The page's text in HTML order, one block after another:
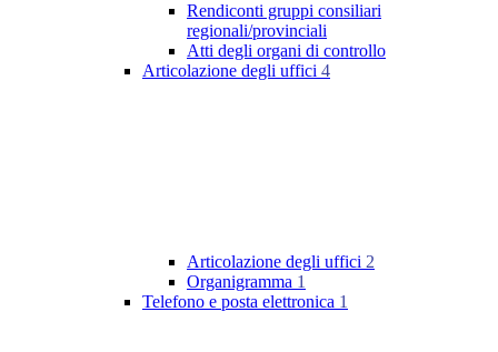
Rendiconti gruppi consiliari
regionali/provinciali
Atti degli organi di controllo
Articolazione degli uffici 4
Articolazione degli uffici 2
Organigramma 1
Telefono e posta elettronica 1